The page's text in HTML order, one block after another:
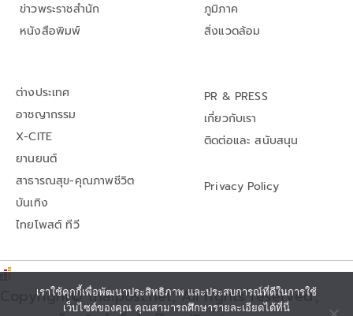
ข่าวพระราชสำนัก
หนังสือพิมพ์
ภูมิภาค
สิ่งแวดล้อม
ต่างประเทศ
อาชญากรรม
X-CITE
ยานยนต์
สาธารณสุข-คุณภาพชีวิต
บันเทิง
ไทยโพสต์ ทีวี
PR & PRESS
เกี่ยวกับเรา
ติดต่อและ สนับสนุน
Privacy Policy
Copyright© thaipost.net, All rights reserved.,
เราใช้คุกกี้เพื่อพัฒนาประสิทธิภาพ และประสบการณ์ที่ดีในการใช้
เว็บไซต์ของคุณ คุณสามารถศึกษารายละเอียดได้ที่นี่